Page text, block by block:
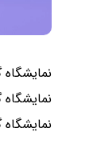
نمایشگاه
نمایشگاه گردشگری
نمایشگاه